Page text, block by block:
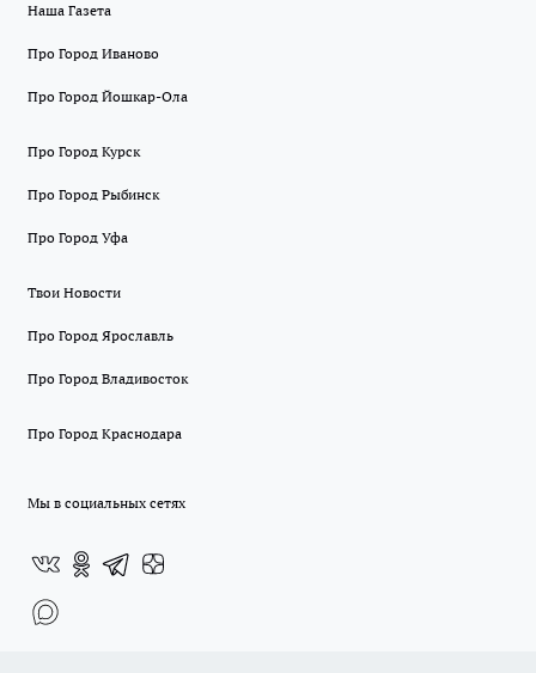
Наша Газета
Про Город Иваново
Про Город Йошкар-Ола
Про Город Курск
Про Город Рыбинск
Про Город Уфа
Твои Новости
Про Город Ярославль
Про Город Владивосток
Про Город Краснодара
Мы в социальных сетях